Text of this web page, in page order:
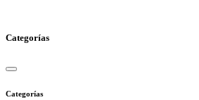
Categorías
Categorías